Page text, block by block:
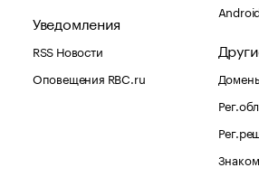
Уведомления
RSS Новости
Оповещения RBC.ru